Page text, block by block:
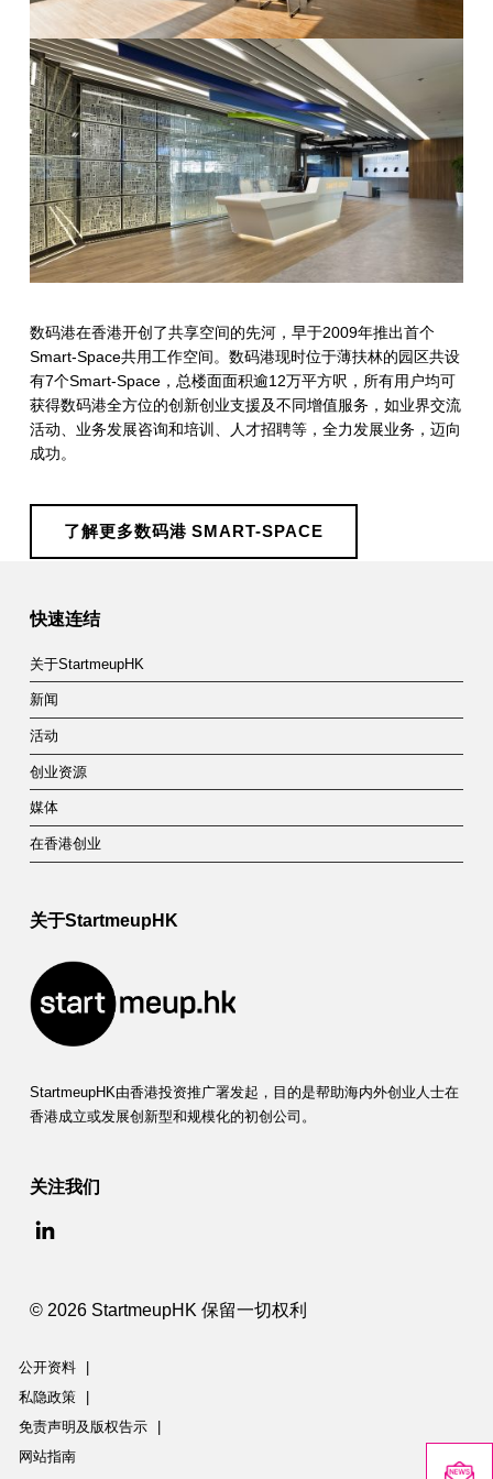
数码港在香港开创了共享空间的先河，早于2009年推出首个
Smart-Space共用工作空间。数码港现时位于薄扶林的园区共设
有7个Smart-Space，总楼面面积逾12万平方呎，所有用户均可
获得数码港全方位的创新创业支援及不同增值服务，如业界交流
活动、业务发展咨询和培训、人才招聘等，全力发展业务，迈向
成功。
了解更多数码港 SMART-SPACE
Skip back to main navigation
快速连结
关于StartmeupHK
新闻
活动
创业资源
媒体
在香港创业
关于StartmeupHK
StartmeupHK由香港投资推广署发起，目的是帮助海内外创业人士在
香港成立或发展创新型和规模化的初创公司。
关注我们
© 2026 StartmeupHK 保留一切权利
公开资料
私隐政策
免责声明及版权告示
网站指南